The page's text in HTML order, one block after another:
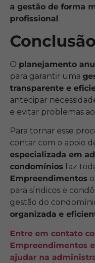
a gestão de forma
profissional.
Conclusão
O planejamento
para garantir uma
transparente e
antecipar
e evitar problemas
Para tornar esse
contar com o apoio
especializada em
condomínios faz
Empreendimentos
para síndicos e
gestão do
organizada e
Entre em contato
Empreendimentos
ajudar na